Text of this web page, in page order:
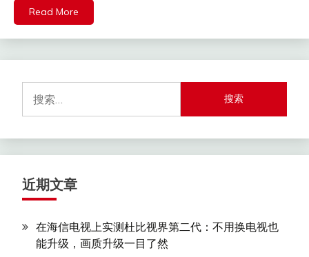
Read More
索：
近期文章
在海信电视上实测杜比视界第二代：不用换电视也
能升级，画质升级一目了然